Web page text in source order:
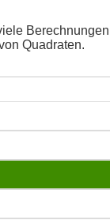
Quadraten.